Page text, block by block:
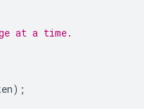
at a time.
);